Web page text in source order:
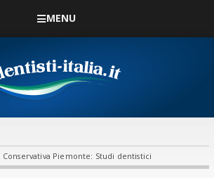
MENU
Conservativa Piemonte: Studi dentistici